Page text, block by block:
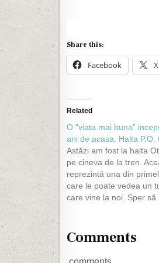
Share this:
Facebook X
Related
O “viata mai buna”
ani de acasa. Halta P.O.
Astăzi am fost la halta
pe cineva de la tren.
reprezintă una din
care le poate vedea un
care vine la noi. Sper să
Însă nu despre asta…
Comments